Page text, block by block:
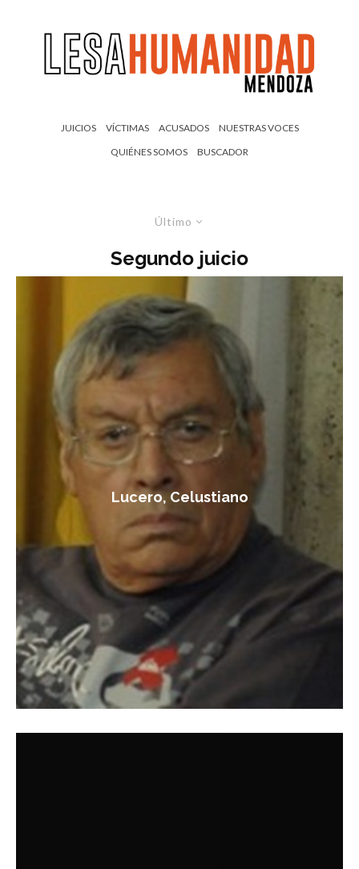
JUICIOS VÍCTIMAS ACUSADOS
NUESTRAS VOCES
QUIÉNES SOMOS
BUSCADOR
Último
Segundo juicio
Lucero, Celustiano